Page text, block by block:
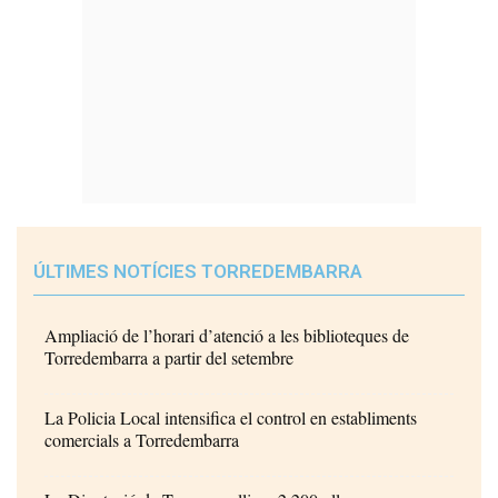
ÚLTIMES NOTÍCIES TORREDEMBARRA
Ampliació de l’horari d’atenció a les biblioteques de
Torredembarra a partir del setembre
La Policia Local intensifica el control en establiments
comercials a Torredembarra